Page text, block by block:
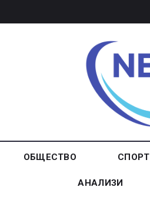
ОБЩЕСТВО СПОРТ
АНАЛИЗИ